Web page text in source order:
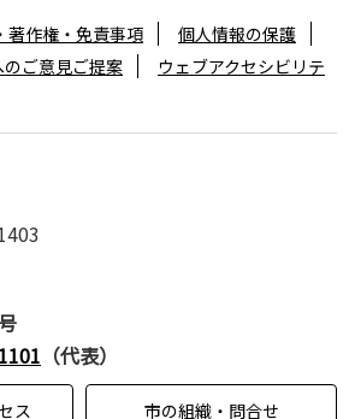
（代表）
ス 市の組織・問合せ
著作権・免責事項
個人情報の保護
ご意見ご提案
ウェブアクセシビリテ